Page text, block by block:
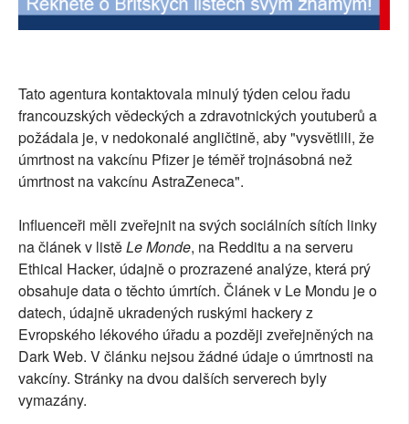
Tato agentura kontaktovala minulý týden celou řadu
francouzských vědeckých a zdravotnických youtuberů a
požádala je, v nedokonalé angličtině, aby "vysvětlili, že
úmrtnost na vakcínu Pfizer je téměř trojnásobná než
úmrtnost na vakcínu AstraZeneca".
Influenceři měli zveřejnit na svých sociálních sítích linky
na článek v listěLe Monde, na Redditu a na serveru
Ethical Hacker, údajně o prozrazené analýze, která prý
obsahuje data o těchto úmrtích. Článek v Le Mondu je o
datech, údajně ukradených ruskými hackery z
Evropského lékového úřadu a později zveřejněných na
Dark Web. V článku nejsou žádné údaje o úmrtnosti na
vakcíny. Stránky na dvou dalších serverech byly
vymazány.